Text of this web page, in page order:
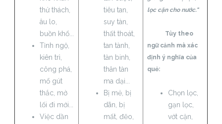
thử thách,
âu lo,
buồn khổ...
Tỉnh ngộ,
kiên trì,
công phá,
mổ gút
thắc, mở
lối đi mới...
Việc dần
tiêu tan,
suy tàn,
thất thoát,
tan tành,
tàn binh,
thân tàn
ma dại...
Bị mẻ, bị
dãn, bị
mất, đẽo,
lọc cặn cho nước."
Tùy theo
ngữ cảnh mà xác
định ý nghĩa của
quẻ:
Chọn lọc,
gạn lọc,
vớt cặn,